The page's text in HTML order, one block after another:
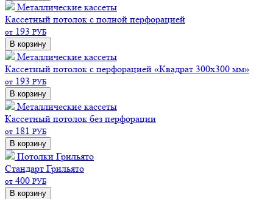
Металлические кассеты
Кассетный потолок с полной перфорацией
от 193 РУБ
В корзину
Металлические кассеты
Кассетный потолок с перфорацией «Квадрат 300х300 мм»
от 193 РУБ
В корзину
Металлические кассеты
Кассетный потолок без перфорации
от 181 РУБ
В корзину
Потолки Грильято
Стандарт Грильято
от 400 РУБ
В корзину